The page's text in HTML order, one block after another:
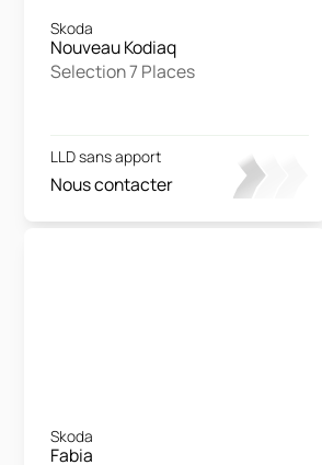
Skoda
Nouveau Kodiaq
Selection 7 Places
LLD sans apport
Nous contacter
Skoda
Fabia